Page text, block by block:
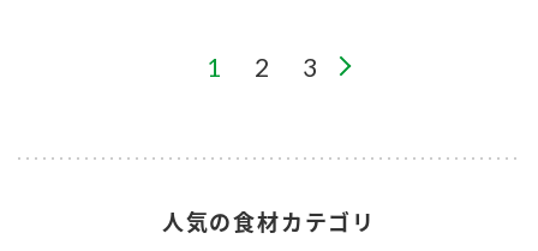
1 2 3
人気の食材カテゴリ